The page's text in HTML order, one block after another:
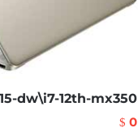
dw\i7-12th-mx350
$ 0